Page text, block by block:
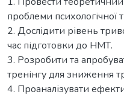
проблеми психологічної
2. Дослідити рівень
час підготовки до НМТ.
3. Розробити та
тренінгу для зниження
4. Проаналізувати